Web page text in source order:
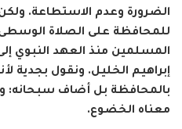
الضرورة وعدم الاستطاعة.
للمحافظة على الصلاة
المسلمين منذ العهد النبوي
إبراهيم الخليل. ونقول بجدية
بالمحافظة بل أضاف سبحانه:
معناه الخضوع.